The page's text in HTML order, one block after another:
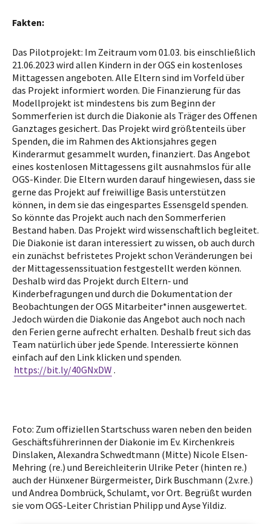
Fakten:
Das Pilotprojekt: Im Zeitraum vom 01.03. bis einschließlich
21.06.2023 wird allen Kindern in der OGS ein kostenloses
Mittagessen angeboten. Alle Eltern sind im Vorfeld über
das Projekt informiert worden. Die Finanzierung für das
Modellprojekt ist mindestens bis zum Beginn der
Sommerferien ist durch die Diakonie als Träger des Offenen
Ganztages gesichert. Das Projekt wird größtenteils über
Spenden, die im Rahmen des Aktionsjahres gegen
Kinderarmut gesammelt wurden, finanziert. Das Angebot
eines kostenlosen Mittagessens gilt ausnahmslos für alle
OGS-Kinder. Die Eltern wurden darauf hingewiesen, dass sie
gerne das Projekt auf freiwillige Basis unterstützen
können, in dem sie das eingespartes Essensgeld spenden.
So könnte das Projekt auch nach den Sommerferien
Bestand haben. Das Projekt wird wissenschaftlich begleitet.
Die Diakonie ist daran interessiert zu wissen, ob auch durch
ein zunächst befristetes Projekt schon Veränderungen bei
der Mittagessenssituation festgestellt werden können.
Deshalb wird das Projekt durch Eltern- und
Kinderbefragungen und durch die Dokumentation der
Beobachtungen der OGS Mitarbeiter*innen ausgewertet.
Jedoch würden die Diakonie das Angebot auch noch nach
den Ferien gerne aufrecht erhalten. Deshalb freut sich das
Team natürlich über jede Spende. Interessierte können
einfach auf den Link klicken und spenden.
https://bit.ly/40GNxDW .
Foto: Zum offiziellen Startschuss waren neben den beiden
Geschäftsführerinnen der Diakonie im Ev. Kirchenkreis
Dinslaken, Alexandra Schwedtmann (Mitte) Nicole Elsen-
Mehring (re.) und Bereichleiterin Ulrike Peter (hinten re.)
auch der Hünxener Bürgermeister, Dirk Buschmann (2.v.re.)
und Andrea Dombrück, Schulamt, vor Ort. Begrüßt wurden
sie vom OGS-Leiter Christian Philipp und Ayse Yildiz.